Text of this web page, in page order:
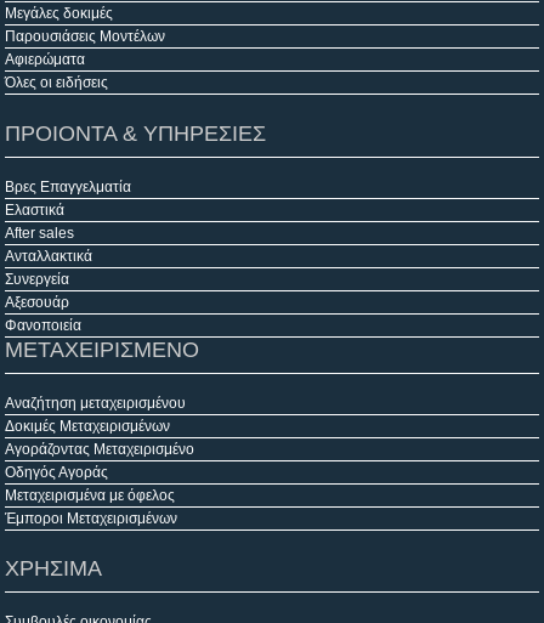
Μεγάλες δοκιμές
Παρουσιάσεις Μοντέλων
Αφιερώματα
Όλες οι ειδήσεις
ΠΡΟΙΟΝΤΑ & ΥΠΗΡΕΣΙΕΣ
Βρες Επαγγελματία
Ελαστικά
After sales
Ανταλλακτικά
Συνεργεία
Αξεσουάρ
Φανοποιεία
ΜΕΤΑΧΕΙΡΙΣΜΕΝΟ
Αναζήτηση μεταχειρισμένου
Δοκιμές Μεταχειρισμένων
Αγοράζοντας Μεταχειρισμένο
Οδηγός Αγοράς
Μεταχειρισμένα με όφελος
Έμποροι Μεταχειρισμένων
ΧΡΗΣΙΜΑ